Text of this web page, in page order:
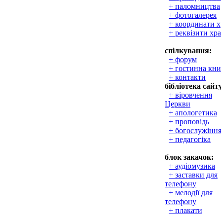
+ паломництва
+ фотогалерея
+ координати
+ реквізити
спілкування:
+ форум
+ гостинна
+ контакти
бібліотека
+ віровчення
Церкви
+ апологетика
+ проповідь
+ богослужіння
+ педагогіка
блок закачок:
+ аудіомузика
+ заставки для
телефону
+ мелодії для
телефону
+ плакати